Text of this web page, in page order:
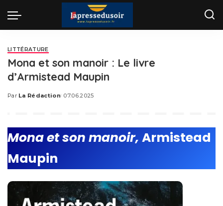
LITTÉRATURE
Mona et son manoir : Le livre
d’Armistead Maupin
Posted
Par La Rédaction 07.06.2025
Mona et son manoir, Armistead
Maupin